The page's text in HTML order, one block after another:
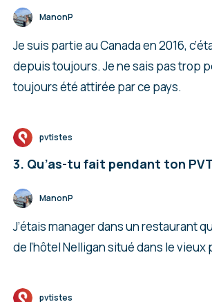
ManonP
Je suis partie au Canada en 2016,
depuis toujours. Je ne sais pas trop
toujours été attirée par ce pays.
pvtistes
3. Qu’as-tu fait pendant ton
ManonP
J’étais manager dans un restaurant
de l’hôtel Nelligan situé dans le vieux
pvtistes